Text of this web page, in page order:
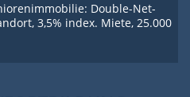
Double-Net-
3,5% index. Miete, 25.000